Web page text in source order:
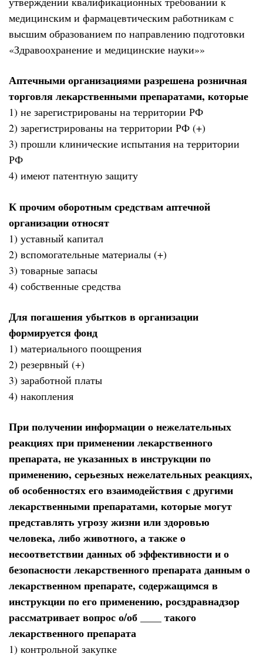
медицинским и фармацевтическим работникам с
высшим образованием по направлению подготовки
«Здравоохранение и медицинские науки»»
Аптечными организациями разрешена розничная
торговля лекарственными препаратами, которые
1) не зарегистрированы на территории РФ
2) зарегистрированы на территории РФ (+)
3) прошли клинические испытания на территории
РФ
4) имеют патентную защиту
К прочим оборотным средствам аптечной
организации относят
1) уставный капитал
2) вспомогательные материалы (+)
3) товарные запасы
4) собственные средства
Для погашения убытков в организации
формируется фонд
1) материального поощрения
2) резервный (+)
3) заработной платы
4) накопления
При получении информации о нежелательных
реакциях при применении лекарственного
препарата, не указанных в инструкции по
применению, серьезных нежелательных реакциях,
об особенностях его взаимодействия с другими
лекарственными препаратами, которые могут
представлять угрозу жизни или здоровью
человека, либо животного, а также о
несоответствии данных об эффективности и о
безопасности лекарственного препарата данным о
лекарственном препарате, содержащимся в
инструкции по его применению, росздравнадзор
рассматривает вопрос о/об ____ такого
лекарственного препарата
1) контрольной закупке